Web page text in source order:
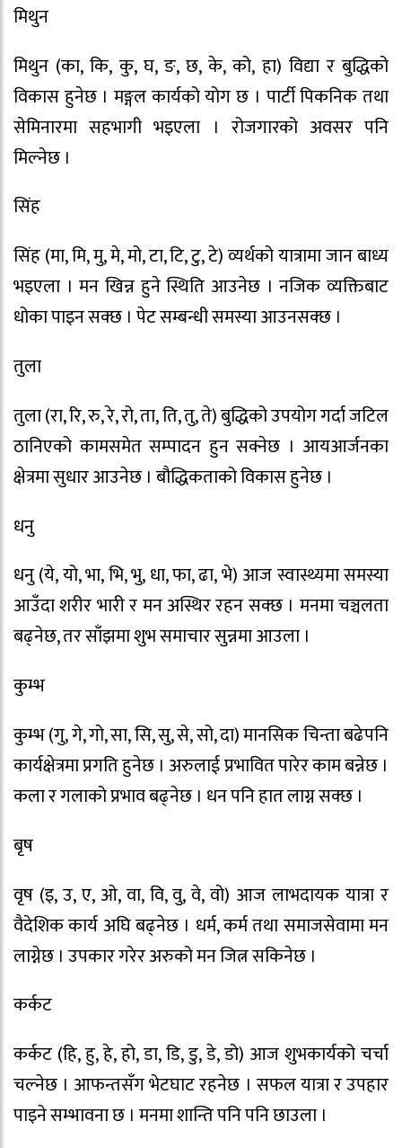
मिथुन
मिथुन (का, कि, कु, घ, ङ, छ, के, को, हा) विद्या र बुद्धिको
विकास हुनेछ । मङ्गल कार्यको योग छ । पार्टी पिकनिक तथा
सेमिनारमा सहभागी भइएला । रोजगारको अवसर पनि
मिल्नेछ ।
सिंह
सिंह (मा, मि, मु, मे, मो, टा, टि, टु, टे) व्यर्थको यात्रामा जान बाध्य
भइएला । मन खिन्न हुने स्थिति आउनेछ । नजिक व्यक्तिबाट
धोका पाइन सक्छ । पेट सम्बन्धी समस्या आउनसक्छ ।
तुला
तुला (रा, रि, रु, रे, रो, ता, ति, तु, ते) बुद्धिको उपयोग गर्दा जटिल
ठानिएको कामसमेत सम्पादन हुन सक्नेछ । आयआर्जनका
क्षेत्रमा सुधार आउनेछ । बौद्धिकताको विकास हुनेछ ।
धनु
धनु (ये, यो, भा, भि, भु, धा, फा, ढा, भे) आज स्वास्थ्यमा समस्या
आउँदा शरीर भारी र मन अस्थिर रहन सक्छ । मनमा चञ्चलता
बढ्नेछ, तर साँझमा शुभ समाचार सुन्नमा आउला ।
कुम्भ
कुम्भ (गु, गे, गो, सा, सि, सु, से, सो, दा) मानसिक चिन्ता बढेपनि
कार्यक्षेत्रमा प्रगति हुनेछ । अरुलाई प्रभावित पारेर काम बन्नेछ ।
कला र गलाको प्रभाव बढ्नेछ । धन पनि हात लाग्न सक्छ ।
बृष
वृष (इ, उ, ए, ओ, वा, वि, वु, वे, वो) आज लाभदायक यात्रा र
वैदेशिक कार्य अघि बढ्नेछ । धर्म, कर्म तथा समाजसेवामा मन
लाग्नेछ । उपकार गरेर अरुको मन जित्न सकिनेछ ।
कर्कट
कर्कट (हि, हु, हे, हो, डा, डि, डु, डे, डो) आज शुभकार्यको चर्चा
चल्नेछ । आफन्तसँग भेटघाट रहनेछ । सफल यात्रा र उपहार
पाइने सम्भावना छ । मनमा शान्ति पनि पनि छाउला ।